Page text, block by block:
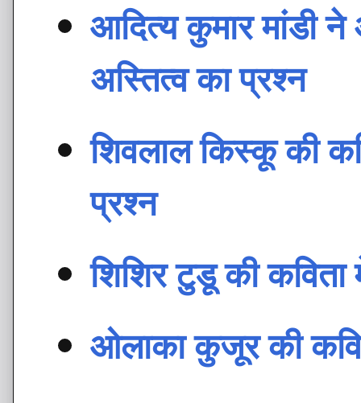
आदित्य कुमार मांडी
अस्तित्व का प्रश्न
शिवलाल किस्कू की
प्रश्न
शिशिर टुडू की
ओलाका कुजूर की